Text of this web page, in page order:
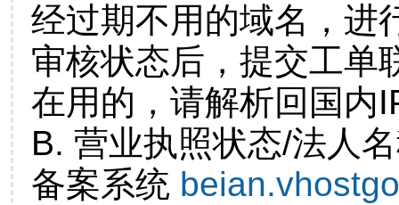
经过期不用的域名，进
审核状态后，提交工单
在用的，请解析回国内
B. 营业执照状态/法人
备案系统